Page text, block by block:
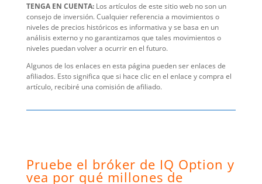
TENGA EN CUENTA:Los artículos de este sitio web no son un
consejo de inversión. Cualquier referencia a movimientos o
niveles de precios históricos es informativa y se basa en un
análisis externo y no garantizamos que tales movimientos o
niveles puedan volver a ocurrir en el futuro.
Algunos de los enlaces en esta página pueden ser enlaces de
afiliados. Esto significa que si hace clic en el enlace y compra el
artículo, recibiré una comisión de afiliado.
Pruebe el bróker de IQ Option y
vea por qué millones de